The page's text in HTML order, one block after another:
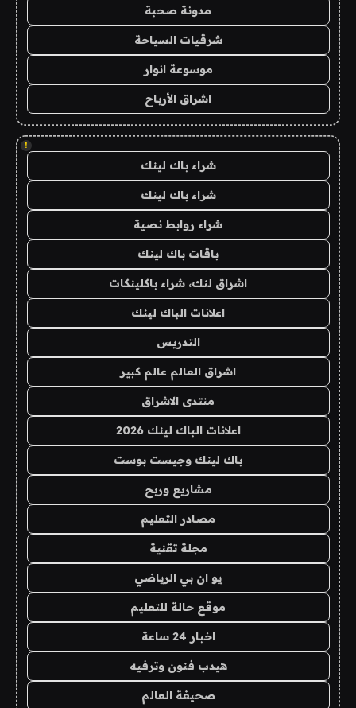
مدونة صحبة
شرقيات السياحة
موسوعة انوار
اشراق الأرباح
!
شراء باك لينك
شراء باك لينك
شراء روابط نصية
باقات باك لينك
اشراق لنك، شراء باكلينكات
اعلانات الباك لينك
التدريس
اشراق العالم عالم كبير
منتدى الاشراق
اعلانات الباك لينك 2026
باك لينك وجيست بوست
مشاريع وربح
مصادر التعليم
مجلة تقنية
يو ان بي الرياضي
موقع حالة للتعليم
اخبار 24 ساعة
هيدب فنون وترفيه
صحيفة العالم